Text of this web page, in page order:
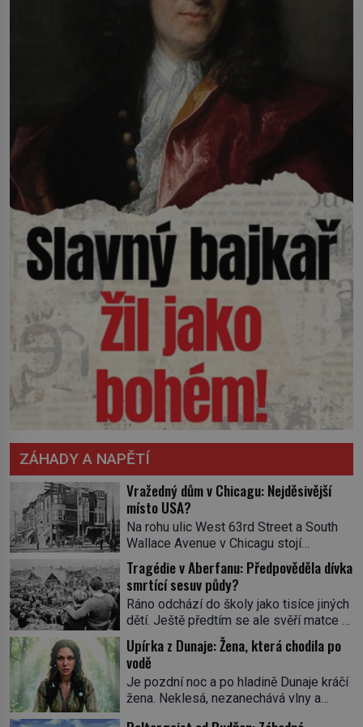
ZÁHADY A NAPĚTÍ
Vražedný dům v Chicagu: Nejděsivější
místo USA?
Na rohu ulic West 63rd Street a South
Wallace Avenue v Chicagu stojí
nenápadná pošta. Nemá žádný speciální
nápis ani pamětní desku. A přesto prý
místní zaměstnanci neradi chodí do
sklepa. Právě tady totiž sídlil sériový
vrah H. H. Holmes a také
nejpropracovanější past na lidi
v dějinách americké kriminalistiky.
Herman Webster Mudgett (1861–1896)
přijíždí […]
Tragédie v Aberfanu: Předpověděla dívka
smrtící sesuv půdy?
Ráno odchází do školy jako tisíce jiných
dětí. Ještě předtím se ale svěří matce s
podivným snem. Ve škole, kterou dobře
zná, tentokrát nevidí budovu ani
spolužáky. Místo nich se před ní tyčí
cosi temného. O několik hodin později je
mrtvá. Mohla devítiletá Zahlédla vlastní
osud? Dne 21. října 1966 se velšská
Upírka z Dunaje: Žena, která chodila po
vodě
Je pozdní noc a po hladině Dunaje kráčí
žena. Neklesá, nezanechává vlny a